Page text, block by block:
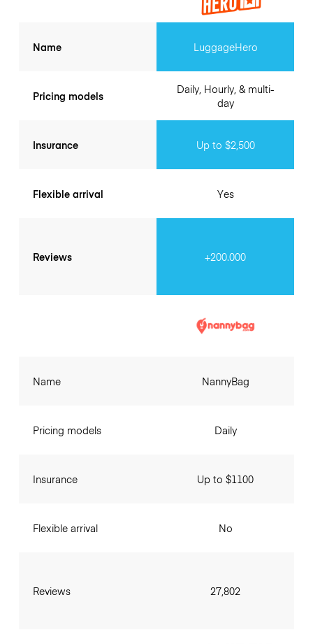
Name
Pricing models
Insurance
Flexible arrival
Reviews
LuggageHero
Daily, Hourly, & multi-
day
Up to $2,500
Yes
+200.000
Name
Pricing models
Insurance
Flexible arrival
Reviews
NannyBag
Daily
Up to $1100
No
27,802